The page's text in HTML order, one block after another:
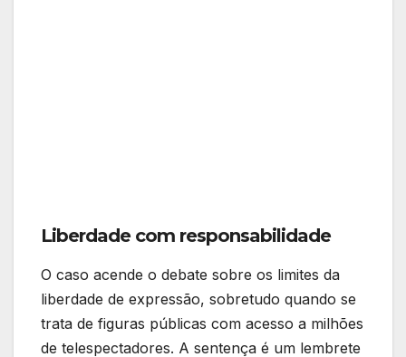
Liberdade com responsabilidade
O caso acende o debate sobre os limites da
liberdade de expressão, sobretudo quando se
trata de figuras públicas com acesso a milhões
de telespectadores. A sentença é um lembrete